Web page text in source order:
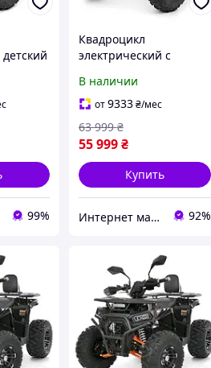
99%
Квадроцикл
электрический с
HB-EATV1450F-P-5(MP3)
для подростков от 14
лет Зеленый
В наличии
от9333 ₴/мес
55 999 ₴
63 999 ₴
Купить
Интернет магазин детских товаров и товаров для дома "Твой Киндер" 92%